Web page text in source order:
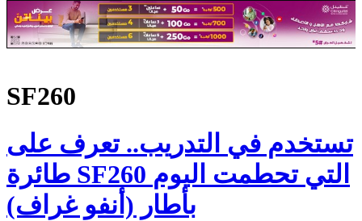
SF260
تستخدم في التدريب.. تعرف على
طائرة SF260 التي تحطمت اليوم
بأطار (أنفو غراف)